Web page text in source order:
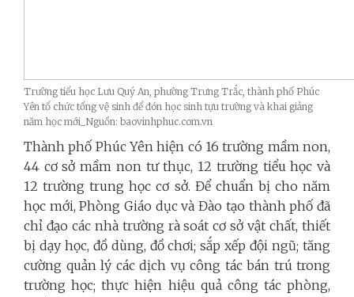
Trường tiểu học Lưu Quý An, phường Trưng Trắc, thành phố Phúc
Yên tổ chức tổng vệ sinh để đón học sinh tựu trường và khai giảng
năm học mới_Nguồn: baovinhphuc.com.vn
Thành phố Phúc Yên hiện có 16 trường mầm non,
44 cơ sở mầm non tư thục, 12 trường tiểu học và
12 trường trung học cơ sở. Để chuẩn bị cho năm
học mới, Phòng Giáo dục và Đào tạo thành phố đã
chỉ đạo các nhà trường rà soát cơ sở vật chất, thiết
bị dạy học, đồ dùng, đồ chơi; sắp xếp đội ngũ; tăng
cường quản lý các dịch vụ công tác bán trú trong
trường học; thực hiện hiệu quả công tác phòng,